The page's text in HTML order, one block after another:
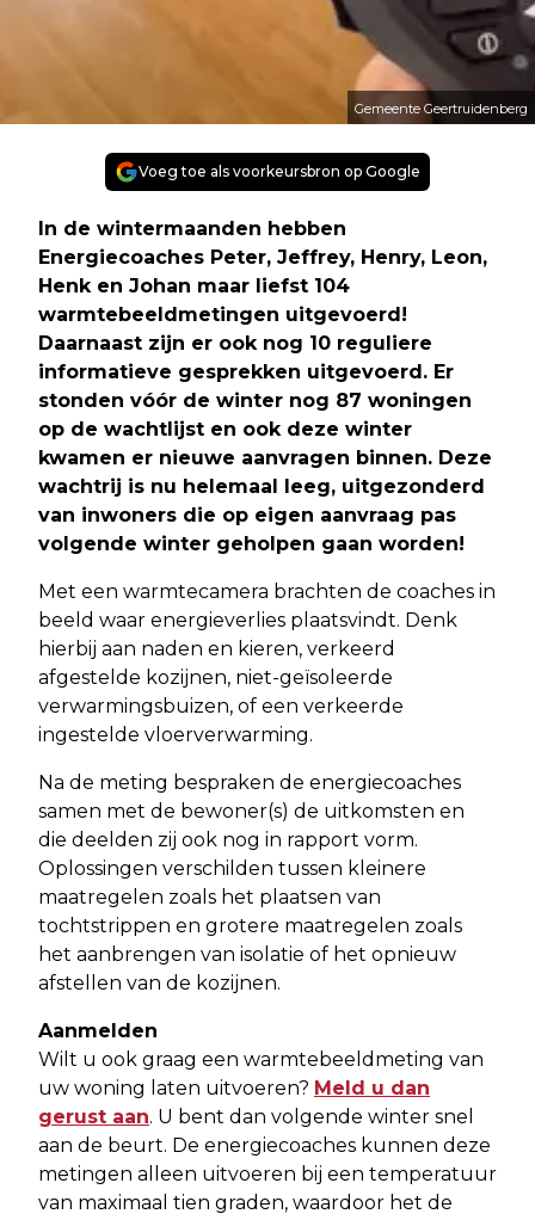
Gemeente Geertruidenberg
Voeg toe als voorkeursbron op Google
In de wintermaanden hebben
Energiecoaches Peter, Jeffrey, Henry, Leon,
Henk en Johan maar liefst 104
warmtebeeldmetingen uitgevoerd!
Daarnaast zijn er ook nog 10 reguliere
informatieve gesprekken uitgevoerd. Er
stonden vóór de winter nog 87 woningen
op de wachtlijst en ook deze winter
kwamen er nieuwe aanvragen binnen. Deze
wachtrij is nu helemaal leeg, uitgezonderd
van inwoners die op eigen aanvraag pas
volgende winter geholpen gaan worden!
Met een warmtecamera brachten de coaches in
beeld waar energieverlies plaatsvindt. Denk
hierbij aan naden en kieren, verkeerd
afgestelde kozijnen, niet-geïsoleerde
verwarmingsbuizen, of een verkeerde
ingestelde vloerverwarming.
Na de meting bespraken de energiecoaches
samen met de bewoner(s) de uitkomsten en
die deelden zij ook nog in rapport vorm.
Oplossingen verschilden tussen kleinere
maatregelen zoals het plaatsen van
tochtstrippen en grotere maatregelen zoals
het aanbrengen van isolatie of het opnieuw
afstellen van de kozijnen.
Aanmelden
Wilt u ook graag een warmtebeeldmeting van
uw woning laten uitvoeren? Meld u dan
gerust aan. U bent dan volgende winter snel
aan de beurt. De energiecoaches kunnen deze
metingen alleen uitvoeren bij een temperatuur
van maximaal tien graden, waardoor het de